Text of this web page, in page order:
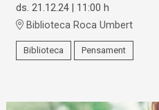
ds. 21.12.24 | 11:00 h
Biblioteca Roca Umbert
Biblioteca Pensament